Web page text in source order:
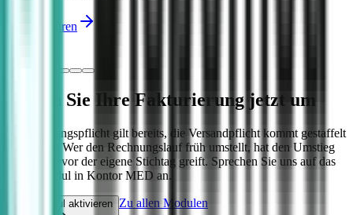
Mehr erfahren
Stellen Sie Ihre Fakturierung jetzt um
Die Empfangspflicht gilt bereits, die Versandpflicht kommt gestaffelt
auf Sie zu. Wer den Rechnungslauf früh umstellt, hat den Umstieg
erledigt, bevor der eigene Stichtag greift. Sprechen Sie uns auf das
XRG-Modul in Kontor MED an.
XRG-Modul aktivieren Zu allen Modulen